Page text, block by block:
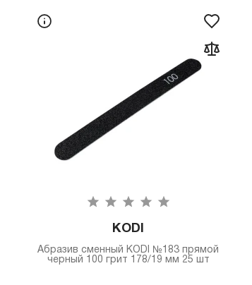
KODI
Абразив сменный KODI №183 прямой
черный 100 грит 178/19 мм 25 шт